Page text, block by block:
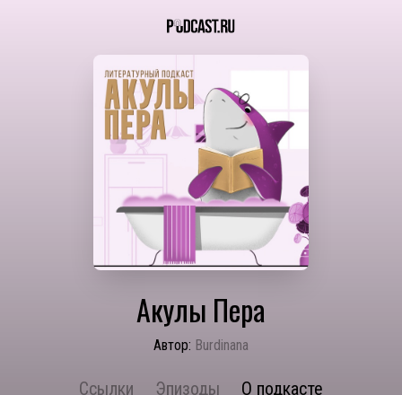
Акулы Пера
Автор: Burdinana
Ссылки Эпизоды О подкасте